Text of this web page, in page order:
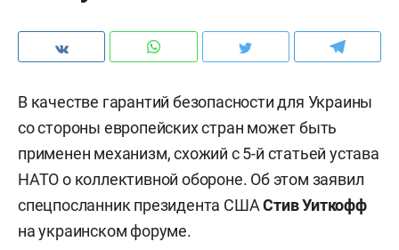
В качестве гарантий безопасности для Украины
со стороны европейских стран может быть
применен механизм, схожий с 5-й статьей устава
НАТО о коллективной обороне. Об этом заявил
спецпосланник президента СШАСтив Уиткофф
на украинском форуме.